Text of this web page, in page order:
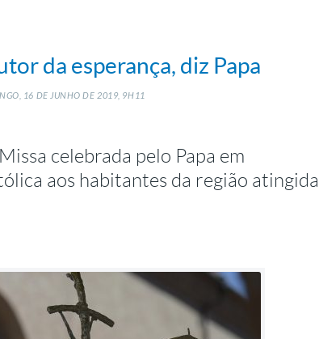
da esperança, diz Papa
16 DEJUNHO DE2019, 9H11
celebrada pelo Papa em
aos habitantes da região atingida